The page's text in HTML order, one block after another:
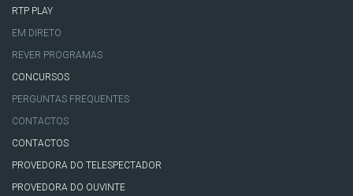
RTP PLAY
EM DIRETO
REVER PROGRAMAS
CONCURSOS
PERGUNTAS FREQUENTES
CONTACTOS
CONTACTOS
PROVEDORA DO TELESPECTADOR
PROVEDORA DO OUVINTE